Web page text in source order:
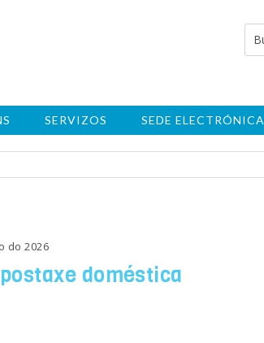
SERVIZOS SEDE ELECTRÓNICA
do 2026
doméstica